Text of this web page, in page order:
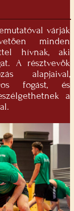
várják
minden
hívnak, aki
A résztvevők
alapjaival,
fogást, és
a